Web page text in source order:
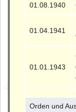
01.08.1940
01.04.1941
01.01.1943
Orden und